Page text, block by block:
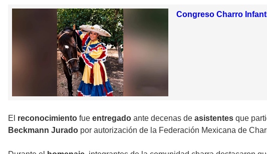
Congreso Charro
El reconocimiento fue entregado ante decenas de asistentes que
Beckmann Jurado por autorización de la Federación Mexicana de